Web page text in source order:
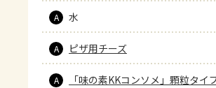
A 水
A ピザ用チーズ
A 「味の素KKコンソメ」顆粒タイ